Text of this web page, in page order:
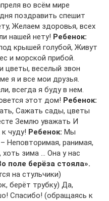
во всём мире
поздравить спешит
Желаем здоровья, всех
нашей нету! Ребенок:
крышей голубой, Живут
и морской прибой.
цветы, веселый звон
я и все мои друзья.
всегда я буду в нем.
этот дом! Ребенок:
Сажать сады, цветы
Землю уважать И
чуду! Ребенок: Мы
Неповторимая, ранимая,
зима … Она у нас
поле берёза стояла».
на стульчики)
берёт трубку) Да,
Спасибо! (обращаясь к